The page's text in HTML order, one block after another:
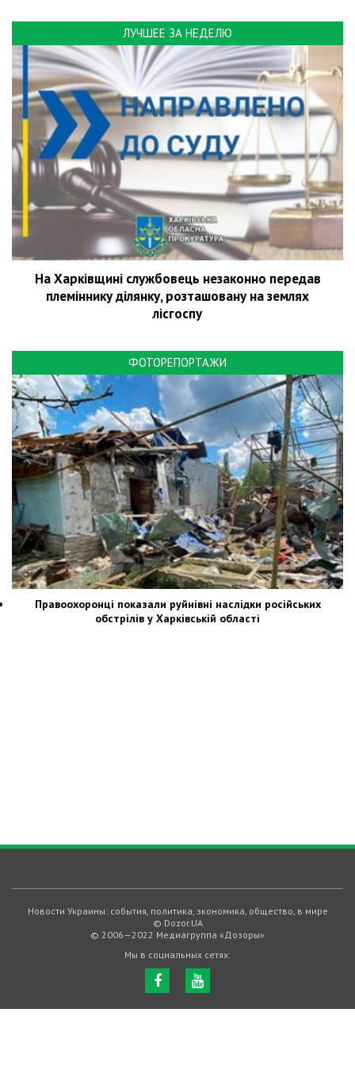
ЛУЧШЕЕ ЗА НЕДЕЛЮ
На Харківщині службовець незаконно передав
племіннику ділянку, розташовану на землях
лісгоспу
ФОТОРЕПОРТАЖИ
Правоохоронці показали руйнівні наслідки російських
обстрілів у Харківській області
Новости Украины: события, политика, экономика, общество, в мире
© Dozor.UA
© 2006—2022 Медиагруппа «Дозоры»
Мы в социальных сетях: